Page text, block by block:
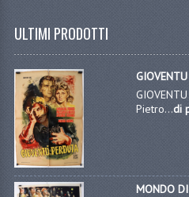
ULTIMI PRODOTTI
Pietro...di
MONDO